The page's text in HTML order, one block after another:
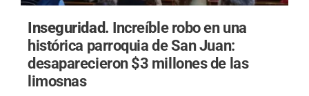
Inseguridad. Increíble robo en una
histórica parroquia de San Juan:
desaparecieron $3 millones de las
limosnas